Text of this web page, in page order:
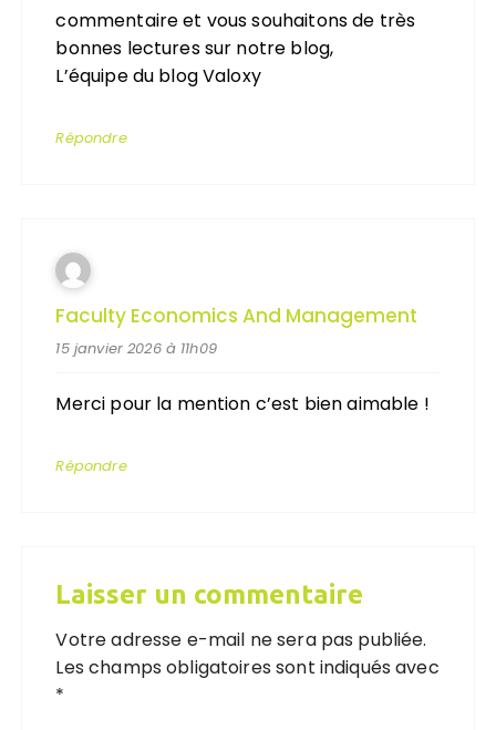
commentaire et vous souhaitons de très
bonnes lectures sur notre blog,
L’équipe du blog Valoxy
Répondre
Faculty Economics And Management
15 janvier 2026 à 11h09
Merci pour la mention c’est bien aimable !
Répondre
Laisser un commentaire
Votre adresse e-mail ne sera pas publiée.
Les champs obligatoires sont indiqués avec
*